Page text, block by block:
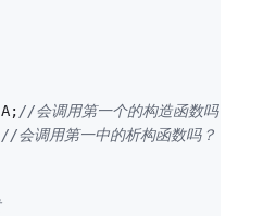
//会调用第一个的构造函数吗？
//会调用第一中的析构函数吗？